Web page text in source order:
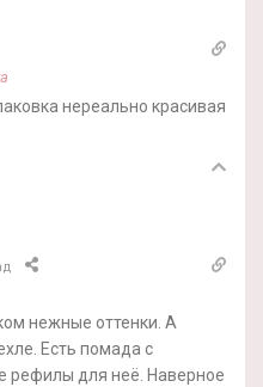
нереально красивая
нежные оттенки. А
Есть помада с
рефилы для неё. Наверное